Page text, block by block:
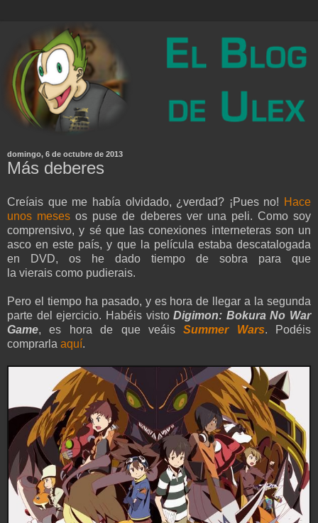
domingo, 6 de octubre de 2013
Más deberes
Creíais que me había olvidado, ¿verdad? ¡Pues no! Hace
unos meses os puse de deberes ver una peli. Como soy
comprensivo, y sé que las conexiones interneteras son un
asco en este país, y que la película estaba descatalogada
en DVD, os he dado tiempo de sobra para que
la vierais como pudierais.
Pero el tiempo ha pasado, y es hora de llegar a la segunda
parte del ejercicio. Habéis vistoDigimon: Bokura No War
Game, es hora de que veáisSummer Wars. Podéis
comprarla aquí.